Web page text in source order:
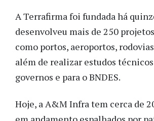
A Terrafirma foi fundada há
desenvolveu mais de 250
como portos, aeroportos,
além de realizar estudos
governos e para o BNDES.
Hoje, a A&M Infra tem cerca de